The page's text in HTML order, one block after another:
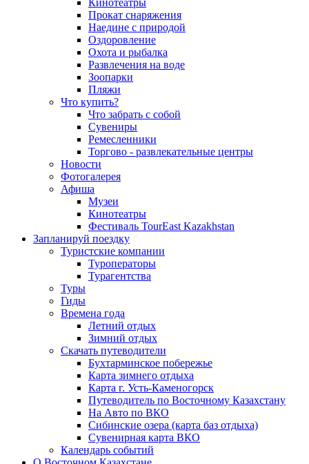
Кинотеатры
Прокат снаряжения
Наедине с природой
Оздоровление
Охота и рыбалка
Развлечения на воде
Зоопарки
Пляжи
Что купить?
Что забрать с собой
Сувениры
Ремесленники
Торгово - развлекательные центры
Новости
Фотогалерея
Афиша
Музеи
Кинотеатры
Фестиваль TourEast Kazakhstan
Запланируй поездку
Туристские компании
Туроператоры
Турагентства
Туры
Гиды
Времена года
Летний отдых
Зимний отдых
Скачать путеводители
Бухтарминское побережье
Карта зимнего отдыха
Карта г. Усть-Каменогорск
Путеводитель по Восточному Казахстану
На Авто по ВКО
Сибинские озера (карта баз отдыха)
Сувенирная карта ВКО
Календарь событий